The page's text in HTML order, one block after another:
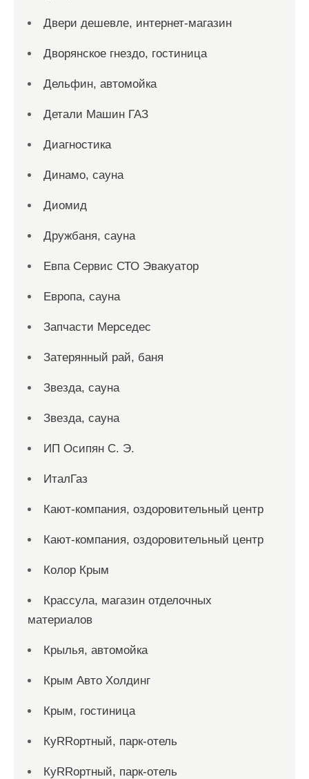
Двери дешевле, интернет-магазин
Дворянское гнездо, гостиница
Дельфин, автомойка
Детали Машин ГАЗ
Диагностика
Динамо, сауна
Диомид
Дружбаня, сауна
Евпа Сервис СТО Эвакуатор
Европа, сауна
Запчасти Мерседес
Затерянный рай, баня
Звезда, сауна
Звезда, сауна
ИП Осипян С. Э.
ИталГаз
Кают-компания, оздоровительный центр
Кают-компания, оздоровительный центр
Колор Крым
Крассула, магазин отделочных
материалов
Крылья, автомойка
Крым Авто Холдинг
Крым, гостиница
КуRRортный, парк-отель
КуRRортный, парк-отель